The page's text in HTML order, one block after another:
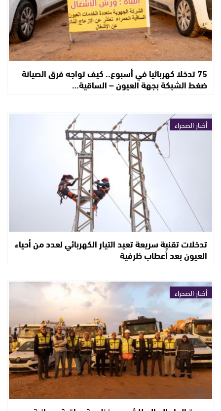
75 تدخلا كهربائيا في أسبوع.. كيف تواجه فرق الصيانة
ضغط الشبكة بجهة العيون – الساقية…
أخبار الصحراء
تدخلات تقنية سريعة تعيد التيار الكهربائي لعدد من أحياء
العيون بعد أعطاب ظرفية
أخبار الصحراء